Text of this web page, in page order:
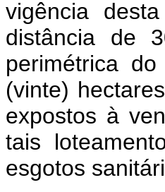
vigência
distância de
perimétrica
(vinte)
expostos à
tais
esgotos